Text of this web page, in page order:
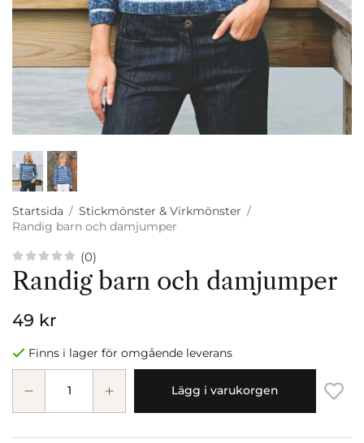
Startsida / Stickmönster & Virkmönster /
Randig barn och damjumper
(0)
Randig barn och damjumper
49 kr
Finns i lager för omgående leverans
Lägg i varukorgen